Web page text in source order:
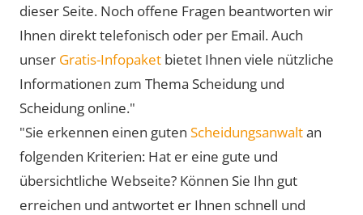
dieser Seite. Noch offene Fragen beantworten wir
Ihnen direkt telefonisch oder per Email. Auch
unser Gratis-Infopaket bietet Ihnen viele nützliche
Informationen zum Thema Scheidung und
Scheidung online."
"Sie erkennen einen guten Scheidungsanwaltan
folgenden Kriterien: Hat er eine gute und
übersichtliche Webseite? Können Sie Ihn gut
erreichen und antwortet er Ihnen schnell und